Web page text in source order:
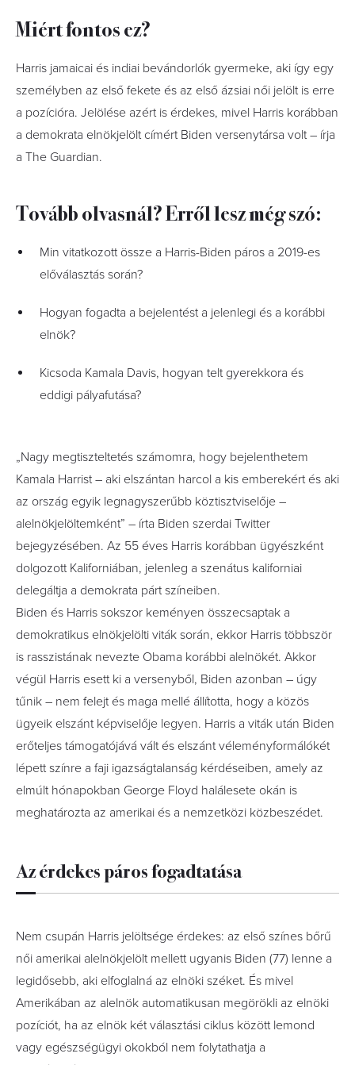
Miért fontos ez?
Harris jamaicai és indiai bevándorlók gyermeke, aki így egy
személyben az első fekete és az első ázsiai női jelölt is erre
a pozícióra. Jelölése azért is érdekes, mivel Harris korábban
a demokrata elnökjelölt címért Biden versenytársa volt – írja
a The Guardian.
Tovább olvasnál? Erről lesz még szó:
Min vitatkozott össze a Harris-Biden páros a 2019-es
előválasztás során?
Hogyan fogadta a bejelentést a jelenlegi és a korábbi
elnök?
Kicsoda Kamala Davis, hogyan telt gyerekkora és
eddigi pályafutása?
„Nagy megtiszteltetés számomra, hogy bejelenthetem
Kamala Harrist – aki elszántan harcol a kis emberekért és aki
az ország egyik legnagyszerűbb köztisztviselője –
alelnökjelöltemként” – írta Biden szerdai Twitter
bejegyzésében. Az 55 éves Harris korábban ügyészként
dolgozott Kaliforniában, jelenleg a szenátus kaliforniai
delegáltja a demokrata párt színeiben.
Biden és Harris sokszor keményen összecsaptak a
demokratikus elnökjelölti viták során, ekkor Harris többször
is rasszistának nevezte Obama korábbi alelnökét. Akkor
végül Harris esett ki a versenyből, Biden azonban – úgy
tűnik – nem felejt és maga mellé állította, hogy a közös
ügyeik elszánt képviselője legyen. Harris a viták után Biden
erőteljes támogatójává vált és elszánt véleményformálókét
lépett színre a faji igazságtalanság kérdéseiben, amely az
elmúlt hónapokban George Floyd halálesete okán is
meghatározta az amerikai és a nemzetközi közbeszédet.
Az érdekes páros fogadtatása
Nem csupán Harris jelöltsége érdekes: az első színes bőrű
női amerikai alelnökjelölt mellett ugyanis Biden (77) lenne a
legidősebb, aki elfoglalná az elnöki széket. És mivel
Amerikában az alelnök automatikusan megörökli az elnöki
pozíciót, ha az elnök két választási ciklus között lemond
vagy egészségügyi okokból nem folytathatja a